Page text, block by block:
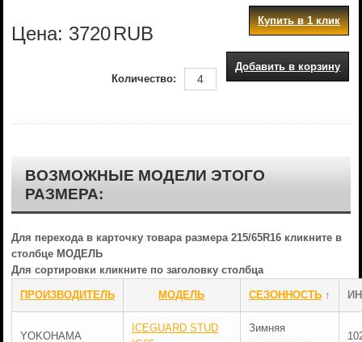
Цена: 3720RUB
Купить в 1 клик
Добавить в корзину
Количество:
ВОЗМОЖНЫЕ МОДЕЛИ ЭТОГО
РАЗМЕРА:
Для перехода в карточку товара размера 215/65R16 кликните в
столбце МОДЕЛЬ
Для сортировки кликните по заголовку столбца
ПРОИЗВОДИТЕЛЬ МОДЕЛЬ СЕЗОННОСТЬ↑
YOKOHAMA
ICEGUARD STUD
Зимняя